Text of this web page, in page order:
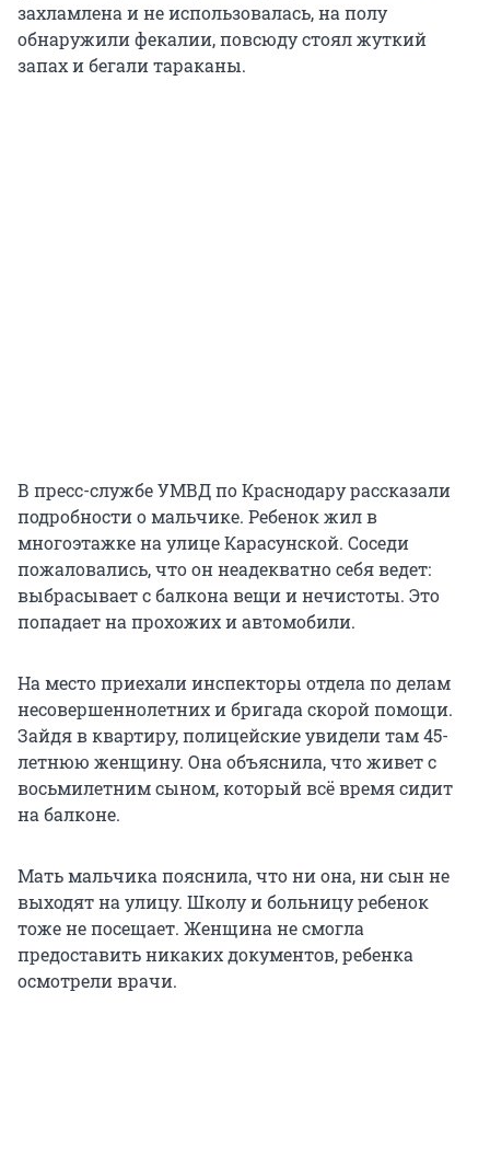
захламлена и не использовалась, на полу
обнаружили фекалии, повсюду стоял жуткий
запах и бегали тараканы.
В пресс-службе УМВД по Краснодару рассказали
подробности о мальчике. Ребенок жил в
многоэтажке на улице Карасунской. Соседи
пожаловались, что он неадекватно себя ведет:
выбрасывает с балкона вещи и нечистоты. Это
попадает на прохожих и автомобили.
На место приехали инспекторы отдела по делам
несовершеннолетних и бригада скорой помощи.
Зайдя в квартиру, полицейские увидели там 45-
летнюю женщину. Она объяснила, что живет с
восьмилетним сыном, который всё время сидит
на балконе.
Мать мальчика пояснила, что ни она, ни сын не
выходят на улицу. Школу и больницу ребенок
тоже не посещает. Женщина не смогла
предоставить никаких документов, ребенка
осмотрели врачи.